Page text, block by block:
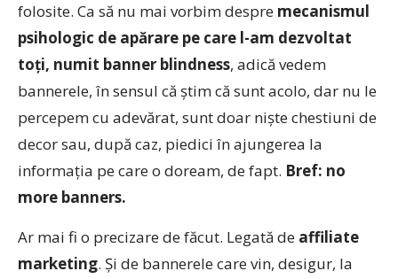
folosite. Ca să nu mai vorbim despre mecanismul
psihologic de apărare pe care l-am dezvoltat
toți, numit banner blindness, adică vedem
bannerele, în sensul că știm că sunt acolo, dar nu le
percepem cu adevărat, sunt doar niște chestiuni de
decor sau, după caz, piedici în ajungerea la
informația pe care o doream, de fapt. Bref: no
more banners.
Ar mai fi o precizare de făcut. Legată de affiliate
marketing. Și de bannerele care vin, desigur, la